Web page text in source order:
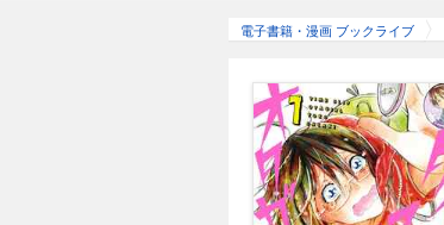
電子書籍・漫画 ブックライブ